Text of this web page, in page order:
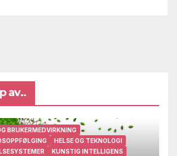
av..
BRUKERMEDVIRKNING
HELSE OG TEKNOLOGI
KUNSTIG INTELLIGENS